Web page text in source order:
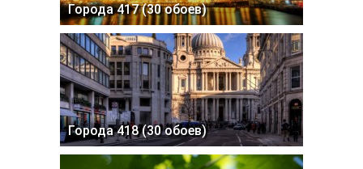
Города 417 (30 обоев)
Города 418 (30 обоев)